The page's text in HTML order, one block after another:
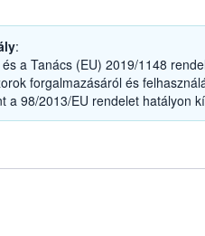
:
a Tanács (EU) 2019/1148
forgalmazásáról és
a 98/2013/EU rendelet hatályon